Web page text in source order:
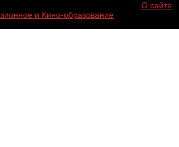
и Кино-образование
О сайте